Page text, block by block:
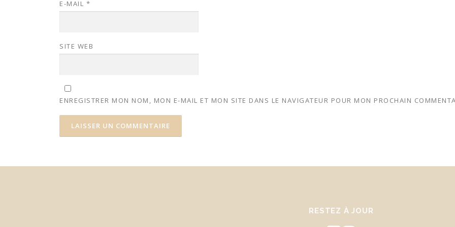
E-MAIL *
SITE WEB
ENREGISTRER MON NOM, MON E-MAIL ET MON SITE DANS LE NAVIGATEUR POUR MON PROCHAIN
RESTEZ À JOUR